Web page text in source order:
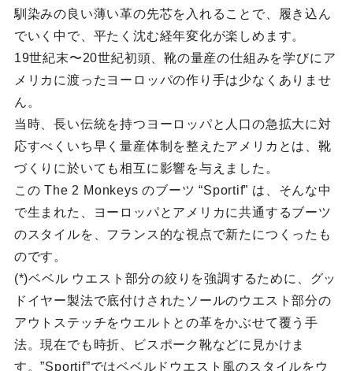
馴染みの良い薄い革の先芯を入れることで、履き込ん
でいく中で、平たく沈む経年変化が楽しめます。
19世紀末〜20世紀初頭、靴の量産の仕組みを学びにア
メリカに渡ったヨーロッパの作り手は少なくありませ
ん。
当時、長い伝統を持つヨーロッパと人口の急拡大に対
応すべくいち早く量産体制を整えたアメリカとは、靴
づくりに於いても相互に影響を与えました。
この The 2 Monkeys のブーツ “Sportif” は、そんな中
で生まれた、ヨーロッパとアメリカに共通するブーツ
のスタイルを、フランス的な視点で新たにつくったも
のです。
(*)ベベル ウエスト部分の絞りを強調するために、グッ
ドイヤー製法で底付けされたソールのウエスト部分の
アウトステッチをウエルトとの革をかぶせて覆う手
法。現在でも時折、ビスポーク靴などに見かけま
す。”Sportif”ではベベルドウエスト風のスタイルをウ